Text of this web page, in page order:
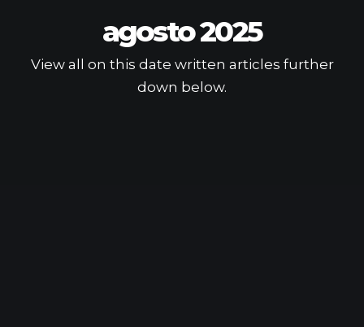
agosto 2025
View all on this date written articles further
down below.